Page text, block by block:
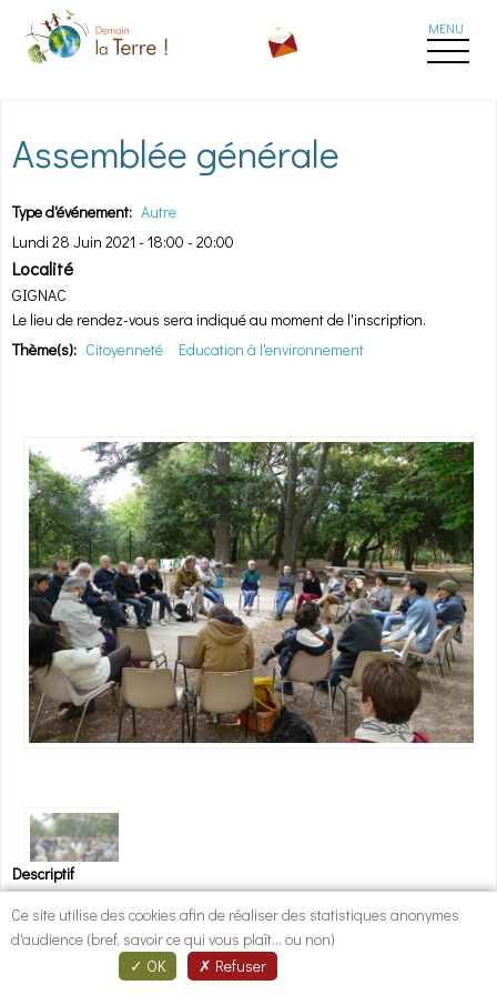
Aller au contenu principal
Assemblée générale
Type d'événement: Autre
Lundi 28 Juin 2021 - 18:00 - 20:00
Localité
GIGNAC
Le lieu de rendez-vous sera indiqué au moment de l'inscription.
Thème(s): Citoyenneté Education à l'environnement
Descriptif
Nous avons le plaisir de vous inviter à
l'Assemblée généralede l’association
Ce site utilise des cookies afin de réaliser des statistiques anonymes
d'audience (bref, savoir ce qui vous plaît... ou non)
OK
Refuser